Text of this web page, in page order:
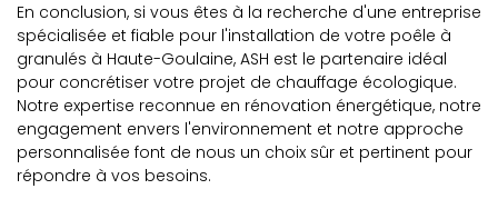
En conclusion, si vous êtes à la recherche d'une entreprise
spécialisée et fiable pour l'installation de votre poêle à
granulés à Haute-Goulaine, ASH est le partenaire idéal
pour concrétiser votre projet de chauffage écologique.
Notre expertise reconnue en rénovation énergétique, notre
engagement envers l'environnement et notre approche
personnalisée font de nous un choix sûr et pertinent pour
répondre à vos besoins.